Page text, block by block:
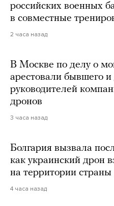
российских военных
в совместные
2 часа назад
В Москве по делу о
арестовали бывшего
руководителей
дронов
3 часа назад
Болгария вызвала
как украинский дрон
на территории страны
4 часа назад